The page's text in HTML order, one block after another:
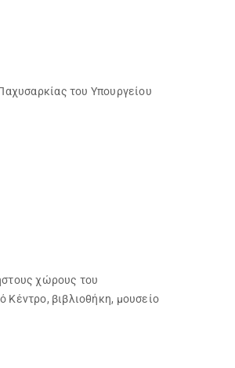
του Υπουργείου
χώρους του
Κέντρο, βιβλιοθήκη, μουσείο